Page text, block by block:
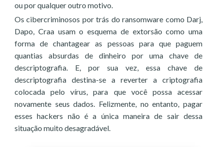
ou por qualquer outro motivo.
Os cibercriminosos por trás do ransomware como Darj,
Dapo, Craa usam o esquema de extorsão como uma
forma de chantagear as pessoas para que paguem
quantias absurdas de dinheiro por uma chave de
descriptografia. E, por sua vez, essa chave de
descriptografia destina-se a reverter a criptografia
colocada pelo vírus, para que você possa acessar
novamente seus dados. Felizmente, no entanto, pagar
esses hackers não é a única maneira de sair dessa
situação muito desagradável.